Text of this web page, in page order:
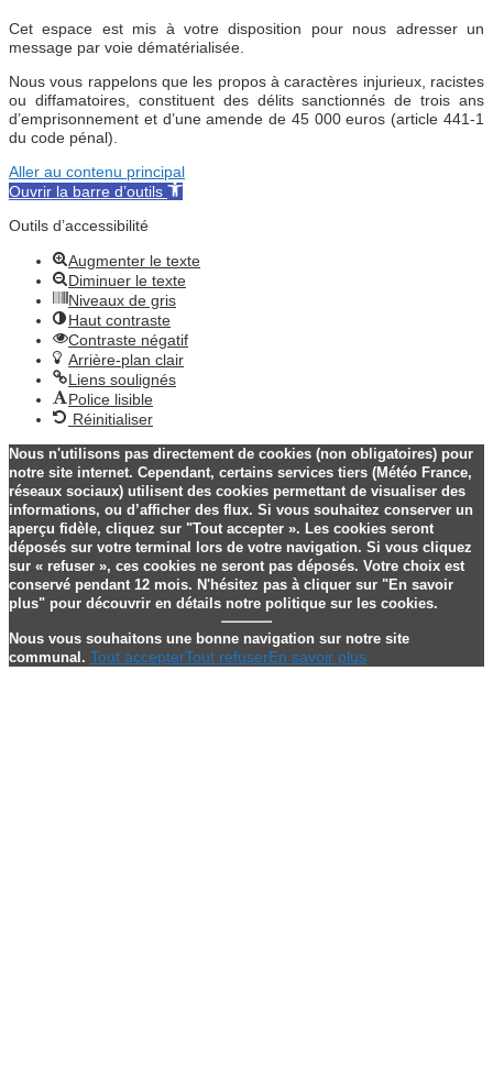
Cet espace est mis à votre disposition pour nous adresser un
message par voie dématérialisée.
Nous vous rappelons que les propos à caractères injurieux, racistes
ou diffamatoires, constituent des délits sanctionnés de trois ans
d’emprisonnement et d’une amende de 45 000 euros (article 441-1
du code pénal).
Aller au contenu principal
Ouvrir la barre d’outils
Outils d’accessibilité
Augmenter le texte
Diminuer le texte
Niveaux de gris
Haut contraste
Contraste négatif
Arrière-plan clair
Liens soulignés
Police lisible
Réinitialiser
Nous n'utilisons pas directement de cookies (non obligatoires) pour
notre site internet. Cependant, certains services tiers (Météo France,
réseaux sociaux) utilisent des cookies permettant de visualiser des
informations, ou d’afficher des flux. Si vous souhaitez conserver un
aperçu fidèle, cliquez sur "Tout accepter ». Les cookies seront
déposés sur votre terminal lors de votre navigation. Si vous cliquez
sur « refuser », ces cookies ne seront pas déposés. Votre choix est
conservé pendant 12 mois. N'hésitez pas à cliquer sur "En savoir
plus" pour découvrir en détails notre politique sur les cookies.
Nous vous souhaitons une bonne navigation sur notre site
communal. Tout accepterTout refuserEn savoir plus